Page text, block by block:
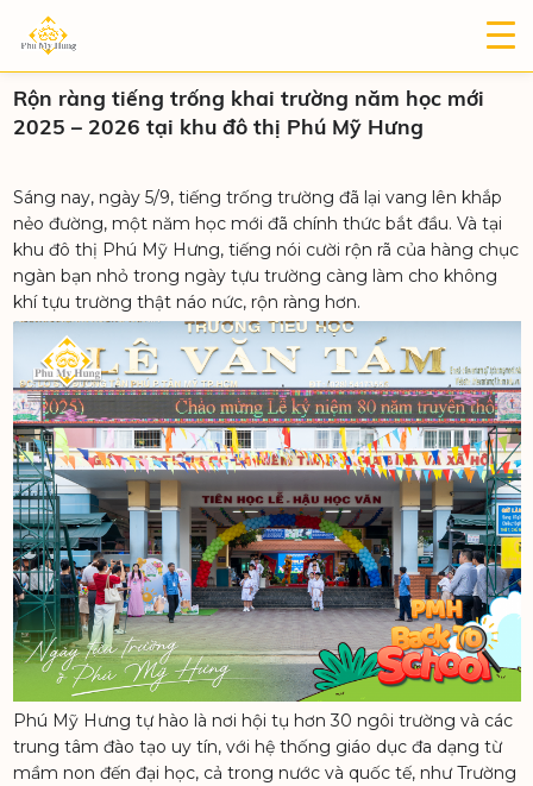
Rộn ràng tiếng trống khai trường năm học mới
2025 – 2026 tại khu đô thị Phú Mỹ Hưng
Sáng nay, ngày 5/9, tiếng trống trường đã lại vang lên khắp
nẻo đường, một năm học mới đã chính thức bắt đầu. Và tại
khu đô thị Phú Mỹ Hưng, tiếng nói cười rộn rã của hàng chục
ngàn bạn nhỏ trong ngày tựu trường càng làm cho không
khí tựu trường thật náo nức, rộn ràng hơn.
Phú Mỹ Hưng tự hào là nơi hội tụ hơn 30 ngôi trường và các
trung tâm đào tạo uy tín, với hệ thống giáo dục đa dạng từ
mầm non đến đại học, cả trong nước và quốc tế, như Trường